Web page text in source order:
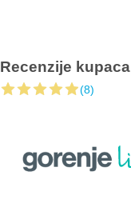
Recenzije kupaca
(8)